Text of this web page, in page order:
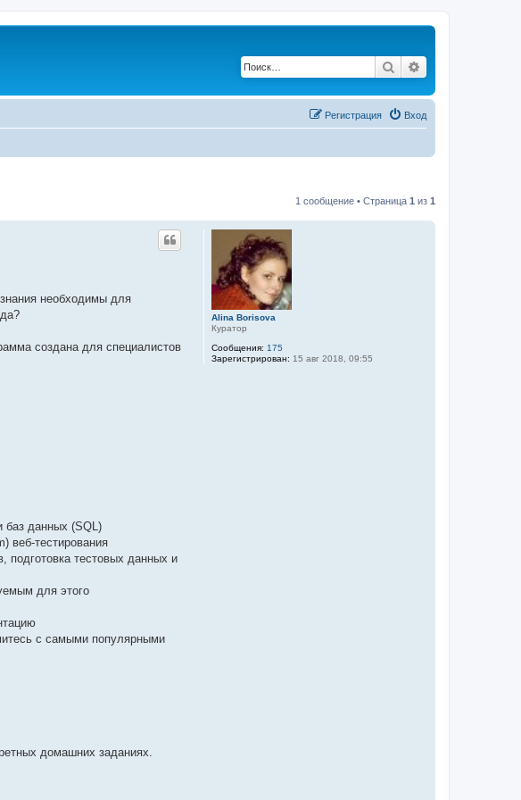
Поиск
Вход
Регистрация
1 сообщение • Страница 1 из 1
Alina Borisova
Куратор
Сообщения: 175
Зарегистрирован: 15 авг 2018, 09:55
необходимы для
создана для специалистов
баз данных (SQL)
веб-тестирования
подготовка тестовых данных и
для этого
с самыми популярными
домашних заданиях.